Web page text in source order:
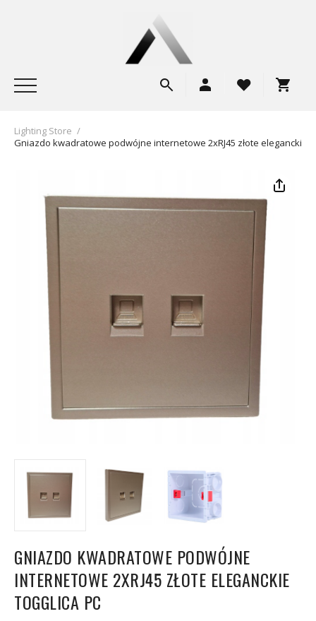
Lighting Store /
Gniazdo kwadratowe podwójne internetowe 2xRJ45 złote eleganckie
GNIAZDO KWADRATOWE PODWÓJNE
INTERNETOWE 2XRJ45 ZŁOTE ELEGANCKIE
TOGGLICA PC